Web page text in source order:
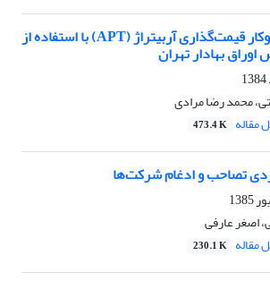
بررسی چگونگی سازوکار قیمت‌گذاری آربیتراژ (APT) با استفاده از
بهادار تهران
محمد رضا مرادی
مقاله 473.4 K
تصاحب و ادغام شرکت‌ها
اصغر عارفی
مقاله 230.1 K